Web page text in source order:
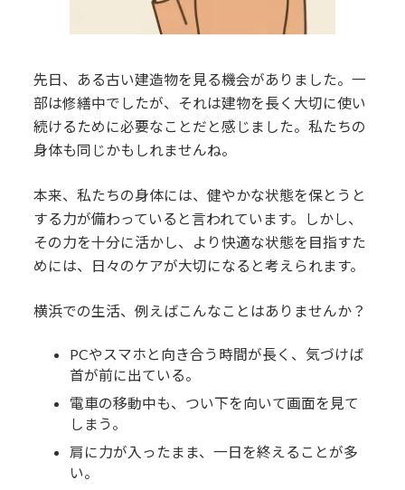
9.健湧接骨院・公式LINE
先日、ある古い建造物を見る機会がありました。一
部は修繕中でしたが、それは建物を長く大切に使い
続けるために必要なことだと感じました。私たちの
身体も同じかもしれませんね。
本来、私たちの身体には、健やかな状態を保とうと
する力が備わっていると言われています。しかし、
その力を十分に活かし、より快適な状態を目指すた
めには、日々のケアが大切になると考えられます。
横浜での生活、例えばこんなことはありませんか？
PCやスマホと向き合う時間が長く、気づけば
首が前に出ている。
電車の移動中も、つい下を向いて画面を見て
しまう。
肩に力が入ったまま、一日を終えることが多
い。